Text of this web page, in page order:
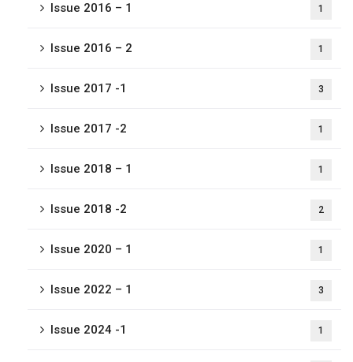
Issue 2016 – 1 1
Issue 2016 – 2 1
Issue 2017 -1 3
Issue 2017 -2 1
Issue 2018 – 1 1
Issue 2018 -2 2
Issue 2020 – 1 1
Issue 2022 – 1 3
Issue 2024 -1 1